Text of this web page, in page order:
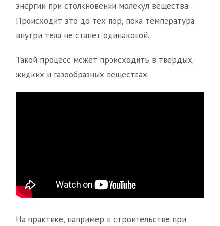
энергии при столкновении молекул вещества.
Происходит это до тех пор, пока температура
внутри тела не станет одинаковой.
Такой процесс может происходить в твердых,
жидких и газообразных веществах.
На практике, например в строительстве при